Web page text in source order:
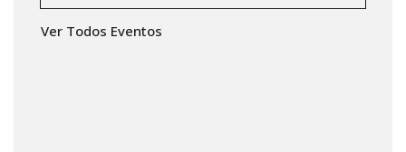
Ver Todos Eventos